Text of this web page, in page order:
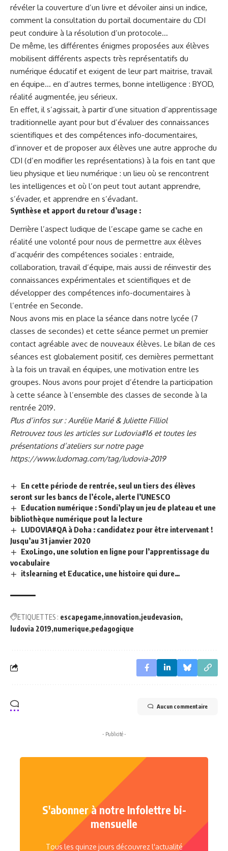
révéler la couverture d’un livre et dévoiler ainsi un indice,
comment la consultation du portail documentaire du CDI
peut conduire à la résolution d’un protocole…
De même, les différentes énigmes proposées aux élèves
mobilisent différents aspects très représentatifs du
numérique éducatif et exigent de leur part maitrise, travail
en équipe… en d’autres termes, bonne intelligence : BYOD,
réalité augmentée, jeu sérieux.
En effet, il s’agissait, à partir d’une situation d’apprentissage
traditionnelle ayant pour but d’évaluer des connaissances
scientifiques et des compétences info-documentaires,
d’innover et de proposer aux élèves une autre approche du
CDI (d’en modifier les représentations) à la fois en tant que
lieu physique et lieu numérique : un lieu où se rencontrent
les intelligences et où l’on peut tout autant apprendre,
s’évader, et apprendre en s’évadant.
Synthèse et apport du retour d’usage :
Derrière l’aspect ludique de l’escape game se cache en
réalité une volonté pour nous de permettre aux élèves
d’acquérir des compétences sociales : entraide,
collaboration, travail d’équipe, mais aussi de réinvestir des
connaissances expérimentales et scientifiques et de
développer des compétences info-documentaires à
l’entrée en Seconde.
Nous avons mis en place la séance dans notre lycée (7
classes de secondes) et cette séance permet un premier
contact agréable avec de nouveaux élèves. Le bilan de ces
séances est globalement positif, ces dernières permettant
à la fois un travail en équipes, une motivation entre les
groupes. Nous avons pour projet d’étendre la participation
à cette séance à l’ensemble des classes de seconde à la
rentrée 2019.
Plus d’infos sur :Aurélie Marié& Juliette Filliol
Retrouvez tous les articles sur Ludovia#16 et toutes les
présentations d’ateliers sur notre page
https://www.ludomag.com/tag/ludovia-2019
En cette période de rentrée, seul un tiers des élèves
seront sur les bancs de l’école, alerte l’UNESCO
Education numérique : Sondi’play un jeu de plateau et une
bibliothèque numérique pout la lecture
LUDOVIA#QA à Doha : candidatez pour être intervenant !
Jusqu’au 31 janvier 2020
ExoLingo, une solution en ligne pour l’apprentissage du
vocabulaire
itslearning et Educatice, une histoire qui dure…
ETIQUETTES : escapegame innovation jeudevasion
ludovia 2019 numerique pedagogique
Aucun commentaire
- Publicité -
S'abonner à notre Infolettre bi-
mensuelle
Tous les quinze jours découvrez l'actualité